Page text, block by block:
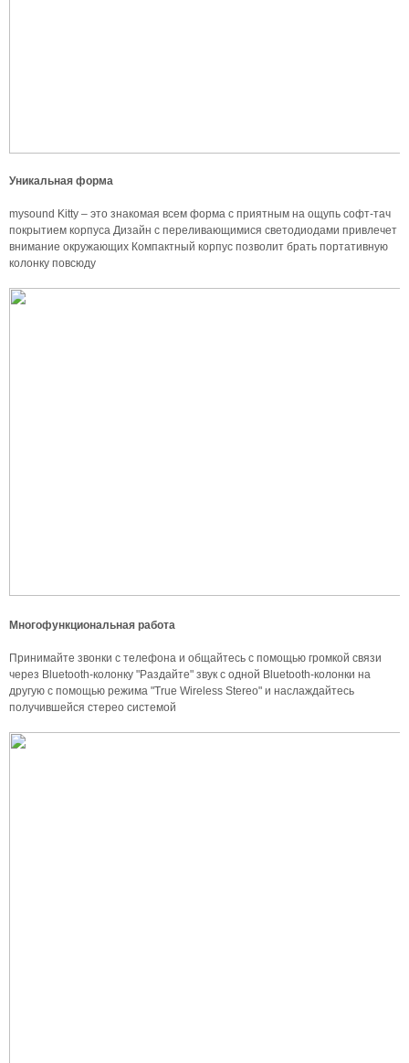
Уникальная форма
mysound Kitty – это знакомая всем форма с приятным на ощупь софт-тач
покрытием корпуса Дизайн с переливающимися светодиодами привлечет
внимание окружающих Компактный корпус позволит брать портативную
колонку повсюду
Многофункциональная работа
Принимайте звонки с телефона и общайтесь с помощью громкой связи
через Bluetooth-колонку "Раздайте" звук с одной Bluetooth-колонки на
другую с помощью режима "True Wireless Stereo" и наслаждайтесь
получившейся стерео системой